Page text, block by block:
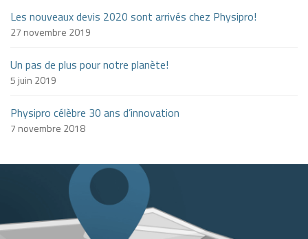
Les nouveaux devis 2020 sont arrivés chez Physipro!
27 novembre 2019
Un pas de plus pour notre planète!
5 juin 2019
Physipro célèbre 30 ans d’innovation
7 novembre 2018